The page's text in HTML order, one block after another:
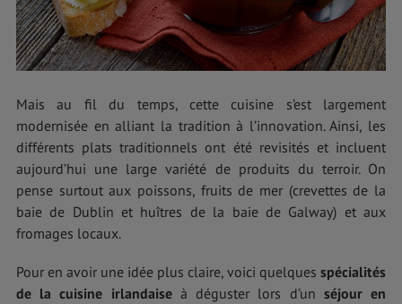
Mais au fil du temps, cette cuisine s’est largement
modernisée en alliant la tradition à l’innovation. Ainsi, les
différents plats traditionnels ont été revisités et incluent
aujourd’hui une large variété de produits du terroir. On
pense surtout aux poissons, fruits de mer (crevettes de la
baie de Dublin et huîtres de la baie de Galway) et aux
fromages locaux.
Pour en avoir une idée plus claire, voici quelques spécialités
de la cuisine irlandaiseà déguster lors d’un séjour en